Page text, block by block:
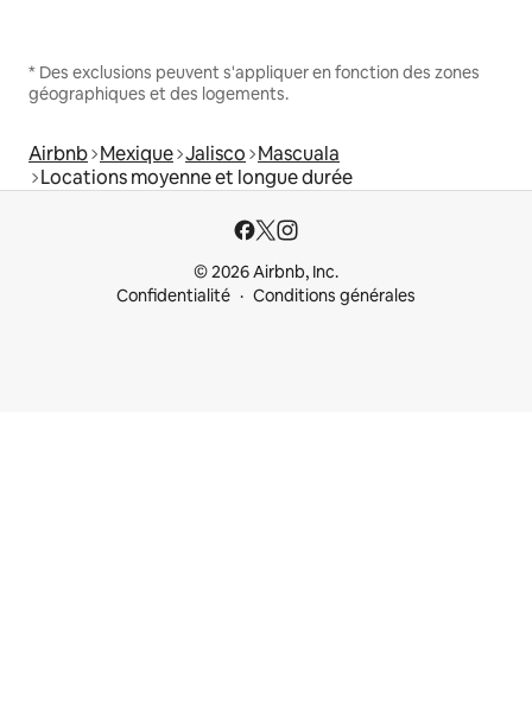
* Des exclusions peuvent s'appliquer en fonction des zones
géographiques et des logements.
Airbnb Mexique Jalisco Mascuala
Locations moyenne et longue durée
© 2026 Airbnb, Inc.
Confidentialité
Conditions générales